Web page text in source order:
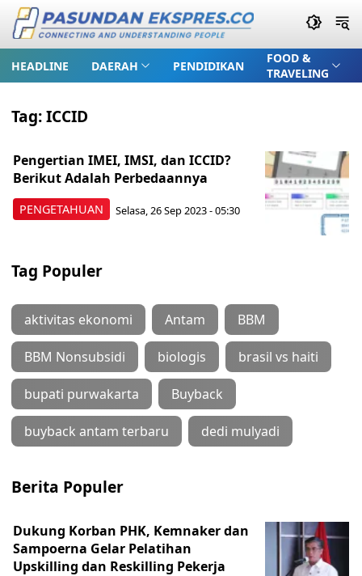
HEADLINE DAERAH PENDIDIKAN
FOOD &
TRAVELING
Tag:ICCID
PENGETAHUAN
Pengertian IMEI, IMSI, dan ICCID?
Berikut Adalah Perbedaannya
Selasa, 26 Sep 2023 - 05:30
Tag Populer
aktivitas ekonomi Antam BBM
BBM Nonsubsidi biologis brasil vs haiti
bupati purwakarta Buyback
buyback antam terbaru dedi mulyadi
Berita Populer
Dukung Korban PHK, Kemnaker dan
Sampoerna Gelar Pelatihan
Upskilling dan Reskilling Pekerja